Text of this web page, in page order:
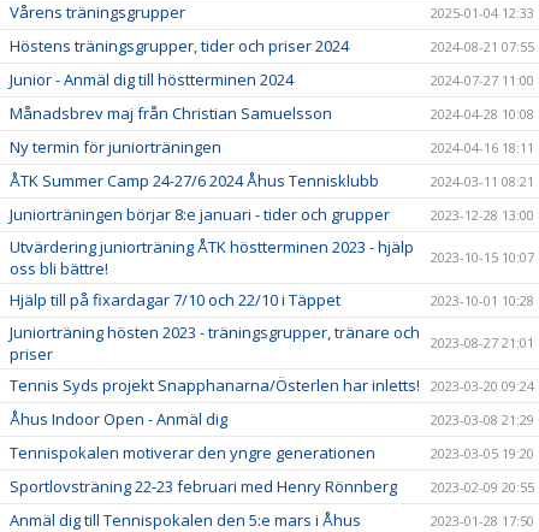
Vårens träningsgrupper 2025-01-04 12:33
Höstens träningsgrupper, tider och priser 2024 2024-08-21 07:55
Junior - Anmäl dig till höstterminen 2024 2024-07-27 11:00
Månadsbrev maj från Christian Samuelsson 2024-04-28 10:08
Ny termin för juniorträningen 2024-04-16 18:11
ÅTK Summer Camp 24-27/6 2024 Åhus Tennisklubb 2024-03-11 08:21
Juniorträningen börjar 8:e januari - tider och grupper 2023-12-28 13:00
Utvärdering juniorträning ÅTK höstterminen 2023 - hjälp
oss bli bättre!
2023-10-15 10:07
Hjälp till på fixardagar 7/10 och 22/10 i Täppet 2023-10-01 10:28
Juniorträning hösten 2023 - träningsgrupper, tränare och
priser
2023-08-27 21:01
Tennis Syds projekt Snapphanarna/Österlen har inletts! 2023-03-20 09:24
Åhus Indoor Open - Anmäl dig 2023-03-08 21:29
Tennispokalen motiverar den yngre generationen 2023-03-05 19:20
Sportlovsträning 22-23 februari med Henry Rönnberg 2023-02-09 20:55
Anmäl dig till Tennispokalen den 5:e mars i Åhus 2023-01-28 17:50